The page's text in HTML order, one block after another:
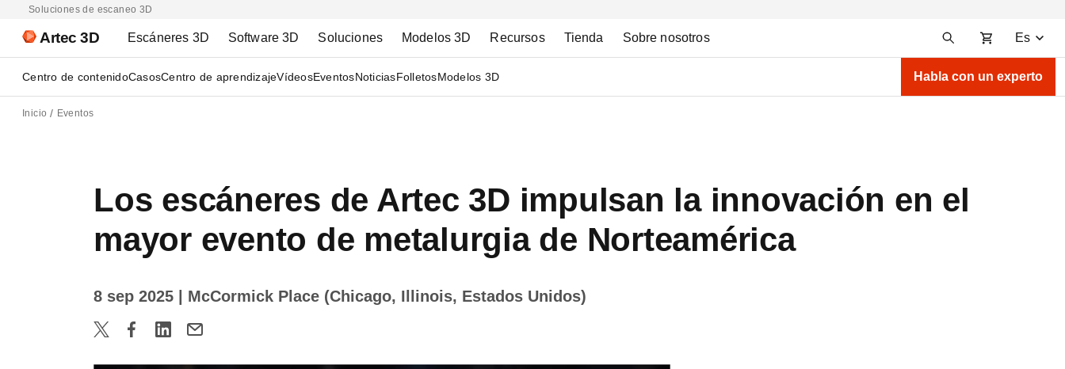
Soluciones de escaneo 3D
Artec 3D Escáneres 3D Software 3D Soluciones Modelos 3D Recursos Tienda Sobre nosotros Es
Centro de contenidoCasosCentro de aprendizajeVídeosEventosNoticiasFolletosModelos 3D Habla con un experto
Inicio Eventos
Los escáneres de Artec 3D impulsan la innovación en el
mayor evento de metalurgia de Norteamérica
8 sep 2025 | McCormick Place (Chicago, Illinois, Estados Unidos)